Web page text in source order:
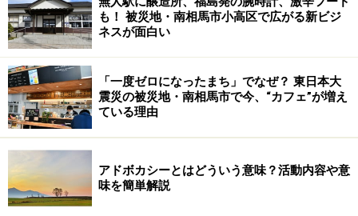
も！ 被災地・南相馬市小高区で広がる新ビジ
ネスが面白い
「一度ゼロになったまち」でなぜ？ 東日本大
震災の被災地・南相馬市で今、“カフェ”が増え
ている理由
アドボカシーとはどういう意味？活動内容や意
味を簡単解説